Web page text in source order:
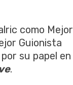
como Mejor
Guionista
su papel en
.